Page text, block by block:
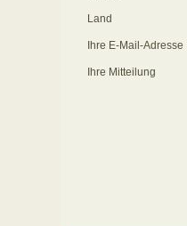
Land
Ihre E-Mail-Adresse
Ihre Mitteilung